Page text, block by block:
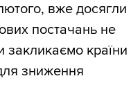
вже досягли
постачань не
закликаємо країни
зниження